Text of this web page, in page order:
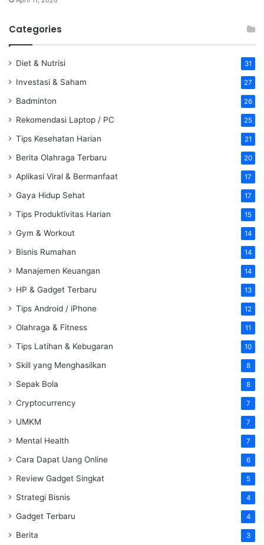
Categories
Diet & Nutrisi 31
Investasi & Saham 27
Badminton 26
Rekomendasi Laptop / PC 25
Tips Kesehatan Harian 21
Berita Olahraga Terbaru 20
Aplikasi Viral & Bermanfaat 17
Gaya Hidup Sehat 17
Tips Produktivitas Harian 15
Gym & Workout 14
Bisnis Rumahan 14
Manajemen Keuangan 14
HP & Gadget Terbaru 13
Tips Android / iPhone 12
Olahraga & Fitness 11
Tips Latihan & Kebugaran 10
Skill yang Menghasilkan 8
Sepak Bola 8
Cryptocurrency 7
UMKM 7
Mental Health 7
Cara Dapat Uang Online 6
Review Gadget Singkat 5
Strategi Bisnis 4
Gadget Terbaru 4
Berita 3